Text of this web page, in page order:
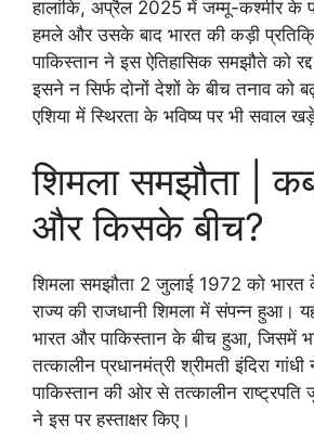
हालांकि, अप्रैल 2025 में जम्मू-कश्मीर के
हमले और उसके बाद भारत की कड़ी
पाकिस्तान ने इस ऐतिहासिक समझौते को
इसने न सिर्फ दोनों देशों के बीच तनाव को
एशिया में स्थिरता के भविष्य पर भी सवाल
शिमला समझौता |
और किसके बीच?
शिमला समझौता 2 जुलाई 1972 को भारत
राज्य की राजधानी शिमला में संपन्न हुआ।
भारत और पाकिस्तान के बीच हुआ, जिसमें
तत्कालीन प्रधानमंत्री श्रीमती इंदिरा
पाकिस्तान की ओर से तत्कालीन
ने इस पर हस्ताक्षर किए।